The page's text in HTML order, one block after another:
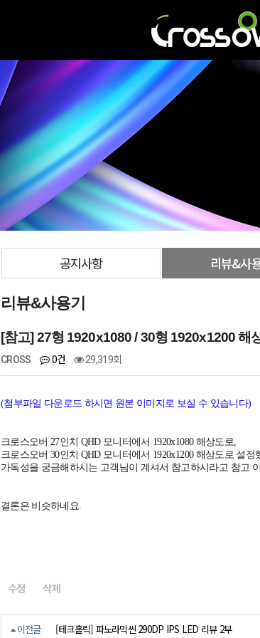
공지사항 리뷰&사
리뷰&사용기
[참고] 27형 1920x1080 / 30형 1920x1200 해
CROSS 0건 29,319회
(첨부파일 다운로드 하시면 원본 이미지로 보실 수 있습니다)
크로스오버 27인치 QHD 모니터에서 1920x1080 해상도로,
크로스오버 30인치 QHD 모니터에서 1920x1200 해상도로 설정
가독성을 궁금해하시는 고객님이 계셔서 참고하시라고 참고
결론은 비슷하네요.
수정 삭제
이전글 [테크홀릭] 파노라믹씬 290DP IPS LED 리뷰 2부